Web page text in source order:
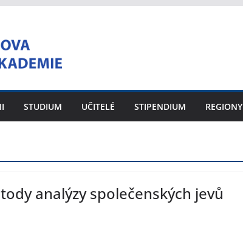
STUDIUM UČITELÉ STIPENDIUM REGIONY
analýzy společenských jevů